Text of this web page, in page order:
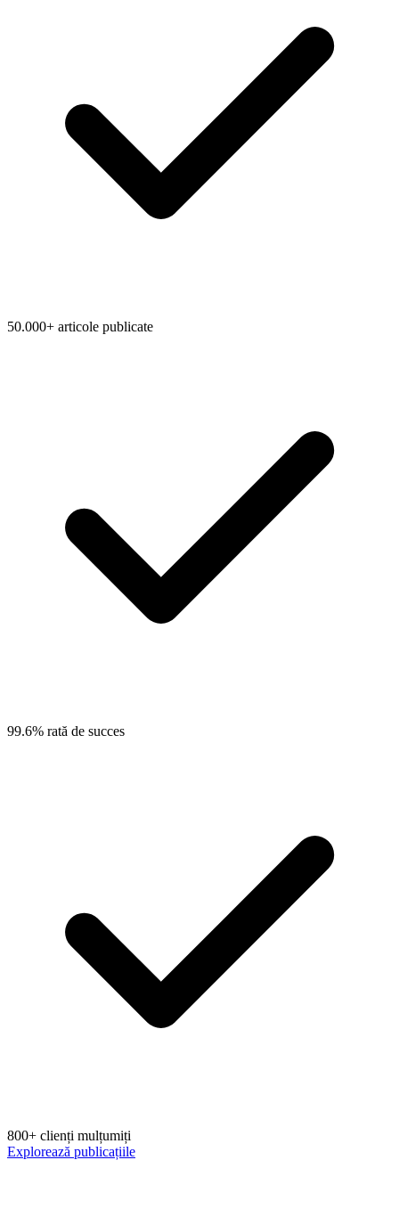
50.000+ articole publicate
99.6% rată de succes
800+ clienți mulțumiți
Explorează publicațiile